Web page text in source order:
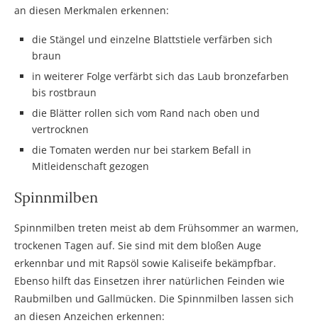
an diesen Merkmalen erkennen:
die Stängel und einzelne Blattstiele verfärben sich
braun
in weiterer Folge verfärbt sich das Laub bronzefarben
bis rostbraun
die Blätter rollen sich vom Rand nach oben und
vertrocknen
die Tomaten werden nur bei starkem Befall in
Mitleidenschaft gezogen
Spinnmilben
Spinnmilben treten meist ab dem Frühsommer an warmen,
trockenen Tagen auf. Sie sind mit dem bloßen Auge
erkennbar und mit Rapsöl sowie Kaliseife bekämpfbar.
Ebenso hilft das Einsetzen ihrer natürlichen Feinden wie
Raubmilben und Gallmücken. Die Spinnmilben lassen sich
an diesen Anzeichen erkennen: